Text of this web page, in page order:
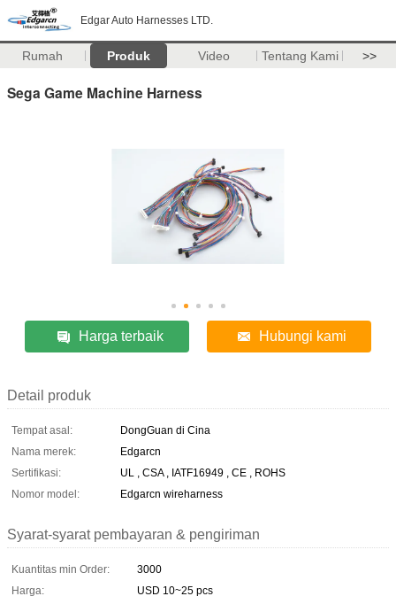
Edgar Auto Harnesses LTD.
Rumah Produk Video Tentang Kami >>
Sega Game Machine Harness
Harga terbaik Hubungi kami
Detail produk
Tempat asal:
DongGuan di Cina
Nama merek:
Edgarcn
Sertifikasi:
UL , CSA , IATF16949 , CE , ROHS
Nomor model:
Edgarcn wireharness
Syarat-syarat pembayaran & pengiriman
Kuantitas min Order:
3000
Harga:
USD 10~25 pcs